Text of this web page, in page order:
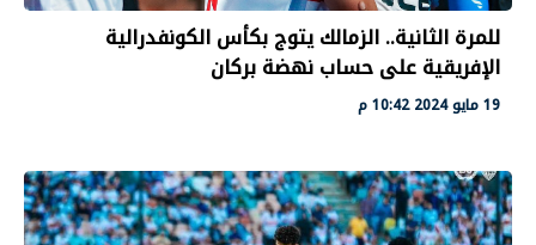
للمرة الثانية.. الزمالك يتوج بكأس الكونفدرالية
الإفريقية على حساب نهضة بركان
19 مايو 2024 10:42 م